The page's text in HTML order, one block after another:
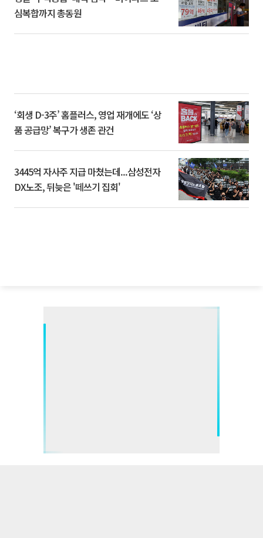
심복합까지 총동원
‘회생 D-3주’ 홈플러스, 영업 재개에도 ‘상
품 공급망’ 복구가 생존 관건
3445억 자사주 지급 마쳤는데...삼성전자
DX노조, 뒤늦은 '떼쓰기 집회'